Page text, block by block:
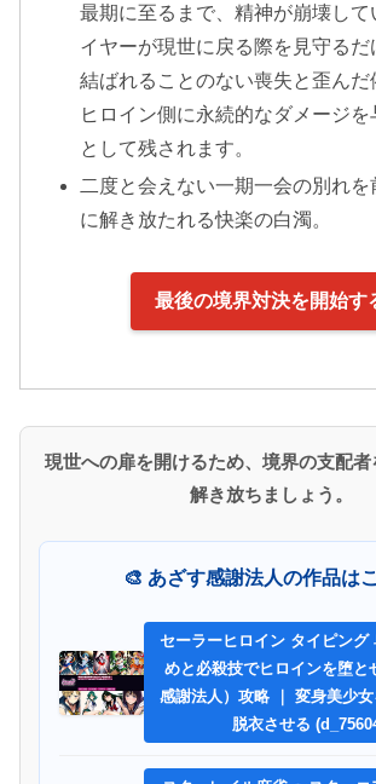
最期に至るまで、精神が崩壊して
イヤーが現世に戻る際を見守るだ
結ばれることのない喪失と歪んだ
ヒロイン側に永続的なダメージを
として残されます。
二度と会えない一期一会の別れ
に解き放たれる快楽の白濁。
最後の境界対決を開始す
現世への扉を開けるため、境界の支配
解き放ちましょう。
🎨 あざす感謝法人の作品は
セーラーヒロイン タイピング
めと必殺技でヒロインを堕と
感謝法人）攻略 ｜ 変身美少
脱衣させる